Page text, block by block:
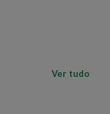
Ver tudo